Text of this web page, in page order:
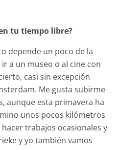
tu tiempo libre?
depende un poco de la
a un museo o al cine con
casi sin excepción
Me gusta subirme
aunque esta primavera ha
unos pocos kilómetros
trabajos ocasionales y
y yo también vamos